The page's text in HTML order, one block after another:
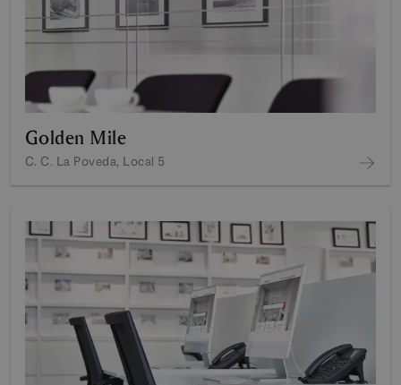
Golden Mile
C. C. La Poveda, Local 5